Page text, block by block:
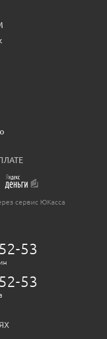
сервис ЮКасса
53
53